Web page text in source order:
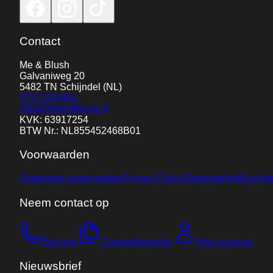
Contact
Me & Blush
Galvaniweg 20
5482 TN Schijndel (NL)
073-7200441
info@meandblush.nl
KVK: 63917254
BTW Nr.: NL855452468B01
Voorwaarden
Algemene voorwaardenPrivacy PolicyRetourbeleid
Neem contact op
Bel ons Contactformulier Mijn account
Nieuwsbrief